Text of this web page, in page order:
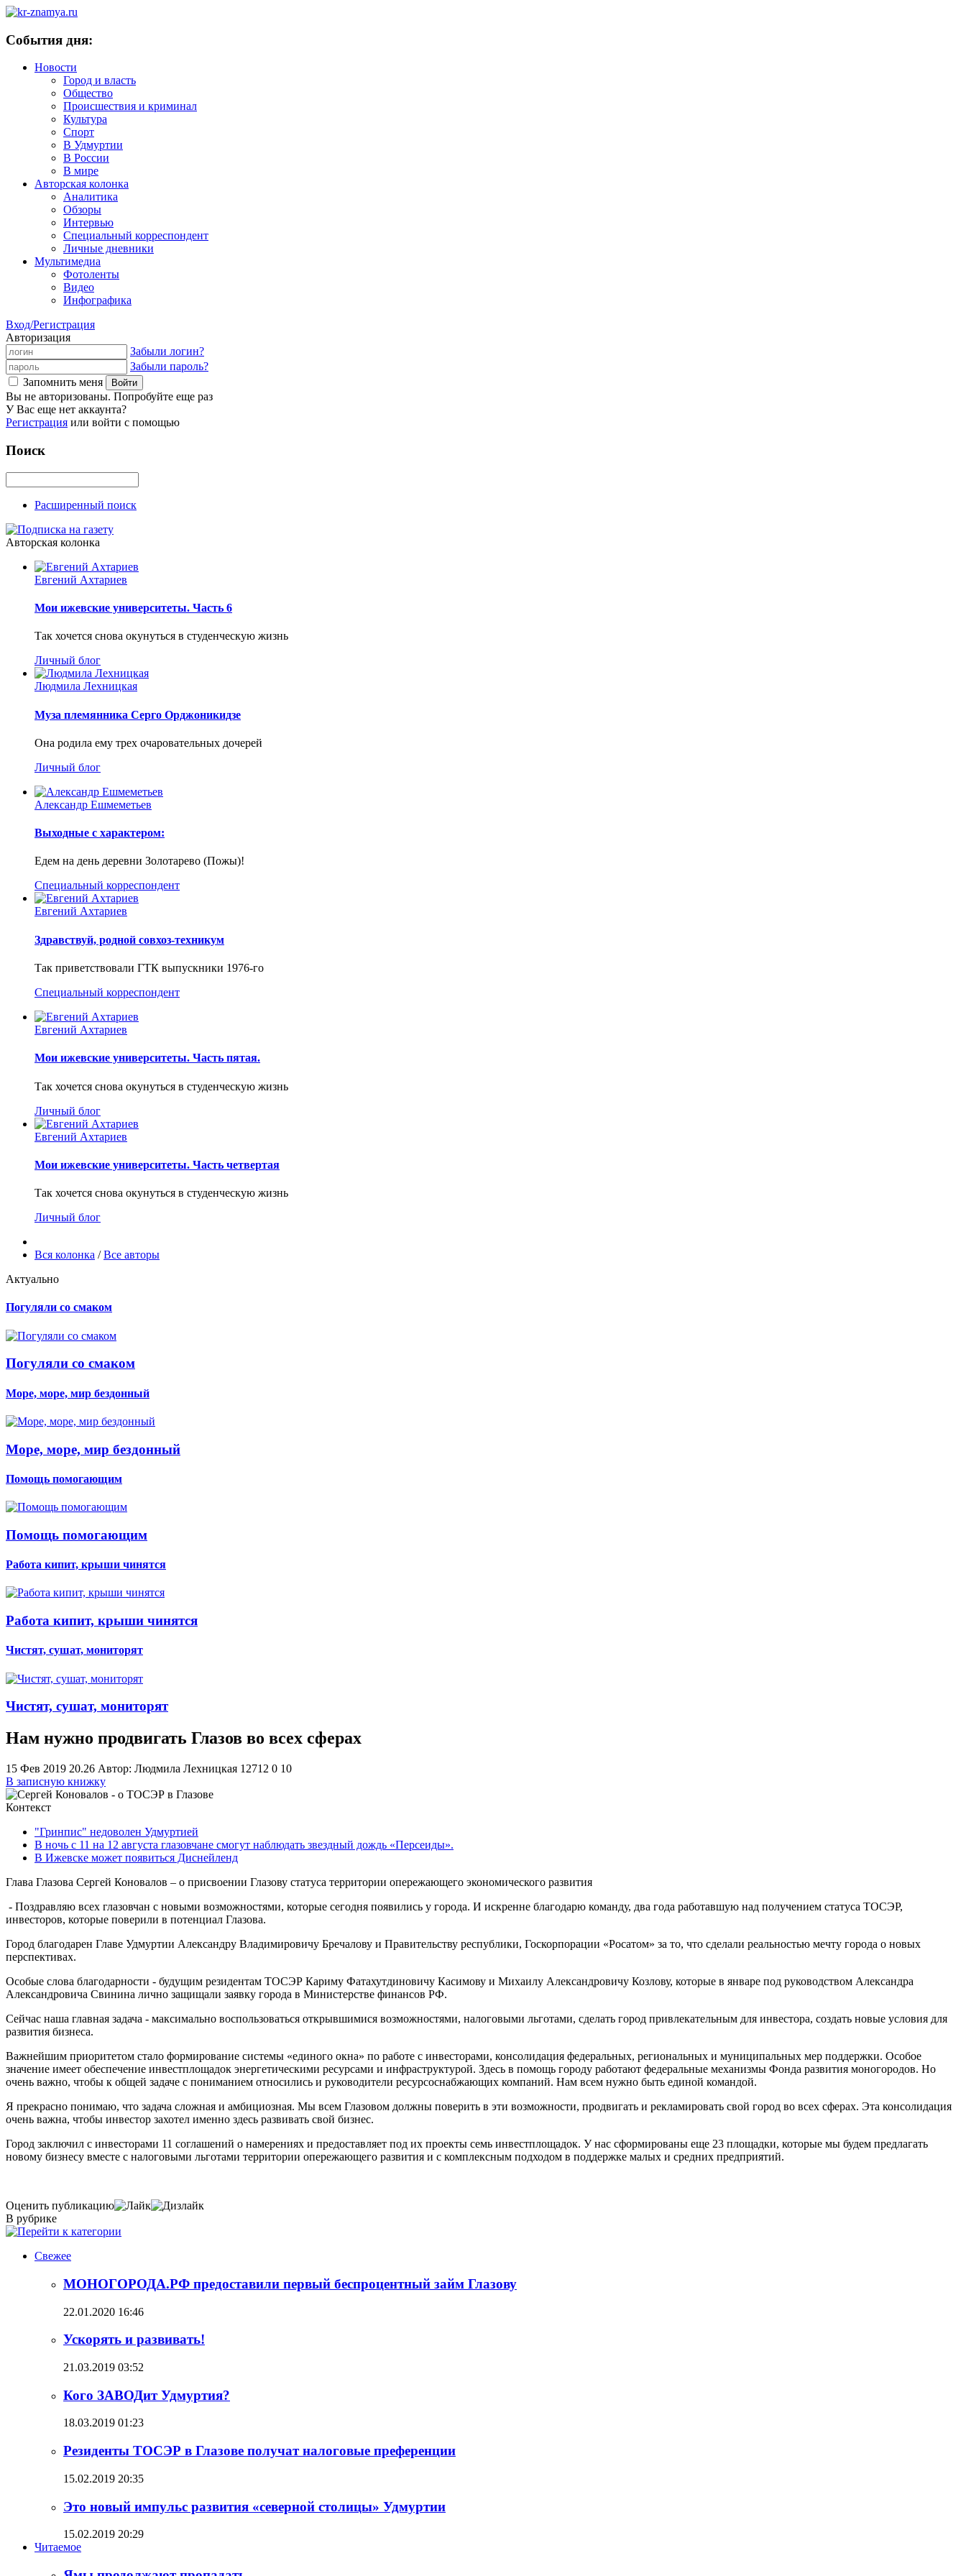
События дня:
Новости
Город и власть
Общество
Происшествия и криминал
Культура
Спорт
В Удмуртии
В России
В мире
Авторская колонка
Аналитика
Обзоры
Интервью
Специальный корреспондент
Личные дневники
Мультимедиа
Фотоленты
Видео
Инфографика
Вход/Регистрация
Авторизация
Забыли логин?
Забыли пароль?
Запомнить меня
Вы не авторизованы. Попробуйте еще раз
У Вас еще нет аккаунта?
Регистрация или войти с помощью
Поиск
Расширенный поиск
Авторская колонка
Евгений Ахтариев
Мои ижевские университеты. Часть 6
Так хочется снова окунуться в студенческую жизнь
Личный блог
Людмила Лехницкая
Муза племянника Серго Орджоникидзе
Она родила ему трех очаровательных дочерей
Личный блог
Александр Ешмеметьев
Выходные с характером:
Едем на день деревни Золотарево (Пожы)!
Специальный корреспондент
Евгений Ахтариев
Здравствуй, родной совхоз-техникум
Так приветствовали ГТК выпускники 1976-го
Специальный корреспондент
Евгений Ахтариев
Мои ижевские университеты. Часть пятая.
Так хочется снова окунуться в студенческую жизнь
Личный блог
Евгений Ахтариев
Мои ижевские университеты. Часть четвертая
Так хочется снова окунуться в студенческую жизнь
Личный блог
Вся колонка /Все авторы
Актуально
Погуляли со смаком
Погуляли со смаком
Море, море, мир бездонный
Море, море, мир бездонный
Помощь помогающим
Помощь помогающим
Работа кипит, крыши чинятся
Работа кипит, крыши чинятся
Чистят, сушат, мониторят
Чистят, сушат, мониторят
Нам нужно продвигать Глазов во всех сферах
15 Фев 2019 20.26 Автор: Людмила Лехницкая 12712 0 10
В записную книжку
Контекст
"Гринпис" недоволен Удмуртией
В ночь с 11 на 12 августа глазовчане смогут наблюдать звездный дождь «Персеиды».
В Ижевске может появиться Диснейленд
Глава Глазова Сергей Коновалов – о присвоении Глазову статуса территории опережающего экономического развития
- Поздравляю всех глазовчан с новыми возможностями, которые сегодня появились у города. И искренне благодарю команду, два года работавшую над получением статуса ТОСЭР,
инвесторов, которые поверили в потенциал Глазова.
Город благодарен Главе Удмуртии Александру Владимировичу Бречалову и Правительству республики, Госкорпорации «Росатом» за то, что сделали реальностью мечту города о новых
перспективах.
Особые слова благодарности - будущим резидентам ТОСЭР Кариму Фатахутдиновичу Касимову и Михаилу Александровичу Козлову, которые в январе под руководством Александра
Александровича Свинина лично защищали заявку города в Министерстве финансов РФ.
Сейчас наша главная задача - максимально воспользоваться открывшимися возможностями, налоговыми льготами, сделать город привлекательным для инвестора, создать новые условия для
развития бизнеса.
Важнейшим приоритетом стало формирование системы «единого окна» по работе с инвесторами, консолидация федеральных, региональных и муниципальных мер поддержки. Особое
значение имеет обеспечение инвестплощадок энергетическими ресурсами и инфраструктурой. Здесь в помощь городу работают федеральные механизмы Фонда развития моногородов. Но
очень важно, чтобы к общей задаче с пониманием относились и руководители ресурсоснабжающих компаний. Нам всем нужно быть единой командой.
Я прекрасно понимаю, что задача сложная и амбициозная. Мы всем Глазовом должны поверить в эти возможности, продвигать и рекламировать свой город во всех сферах. Эта консолидация
очень важна, чтобы инвестор захотел именно здесь развивать свой бизнес.
Город заключил с инвесторами 11 соглашений о намерениях и предоставляет под их проекты семь инвестплощадок. У нас сформированы еще 23 площадки, которые мы будем предлагать
новому бизнесу вместе с налоговыми льготами территории опережающего развития и с комплексным подходом в поддержке малых и средних предприятий.
Оценить публикацию
В рубрике
Свежее
МОНОГОРОДА.РФ предоставили первый беспроцентный займ Глазову
22.01.2020 16:46
Ускорять и развивать!
21.03.2019 03:52
Кого ЗАВОДит Удмуртия?
18.03.2019 01:23
Резиденты ТОСЭР в Глазове получат налоговые преференции
15.02.2019 20:35
Это новый импульс развития «северной столицы» Удмуртии
15.02.2019 20:29
Читаемое